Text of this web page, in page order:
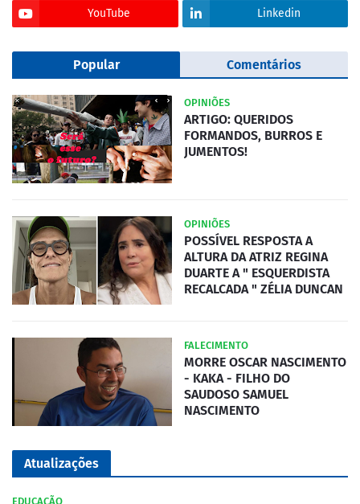
YouTube Linkedin
Popular Comentários
OPINIÕES
ARTIGO: QUERIDOS
FORMANDOS, BURROS E
JUMENTOS!
OPINIÕES
POSSÍVEL RESPOSTA A
ALTURA DA ATRIZ REGINA
DUARTE A " ESQUERDISTA
RECALCADA " ZÉLIA DUNCAN
FALECIMENTO
MORRE OSCAR NASCIMENTO
- KAKA - FILHO DO
SAUDOSO SAMUEL
NASCIMENTO
Atualizações
EDUCAÇÃO